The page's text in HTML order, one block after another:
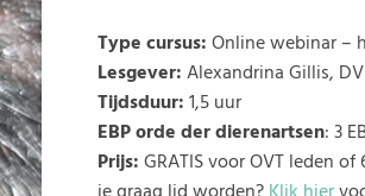
Type cursus:Online webinar –
Lesgever:Alexandrina Gillis,
Tijdsduur:1,5 uur
EBP orde der dierenartsen: 3
Prijs:GRATIS voor OVT leden